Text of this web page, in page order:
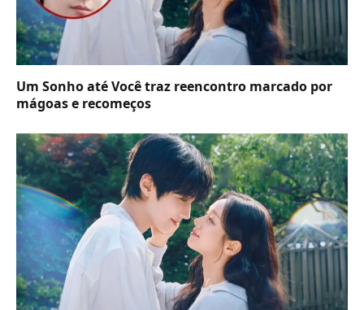
Um Sonho até Você traz reencontro marcado por
mágoas e recomeços